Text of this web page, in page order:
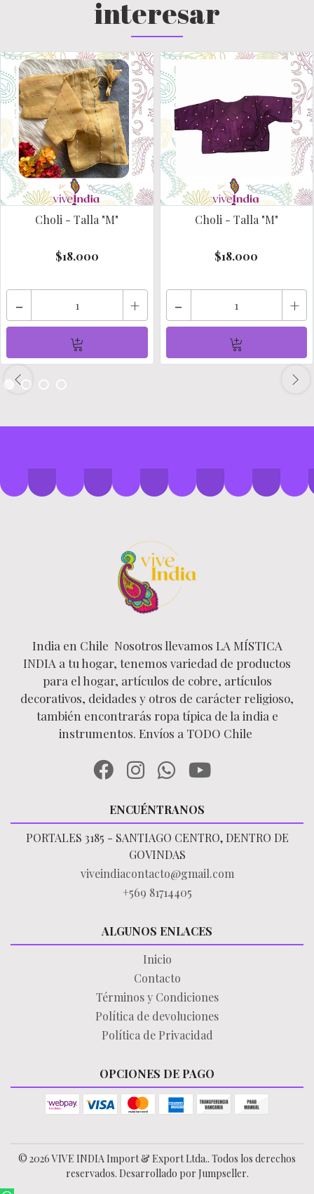
interesar
Choli - Talla "M"
$18.000
- +
Choli - Talla "M"
$18.000
- +
India en Chile Nosotros llevamos LA MÍSTICA
INDIA a tu hogar, tenemos variedad de productos
para el hogar, artículos de cobre, artículos
decorativos, deidades y otros de carácter religioso,
también encontrarás ropa típica de la india e
instrumentos. Envíos a TODO Chile
ENCUÉNTRANOS
PORTALES 3185 - SANTIAGO CENTRO, DENTRO DE
GOVINDAS
viveindiacontacto@gmail.com
+569 81714405
ALGUNOS ENLACES
Inicio
Contacto
Términos y Condiciones
Política de devoluciones
Política de Privacidad
OPCIONES DE PAGO
© 2026 VIVE INDIA Import & Export Ltda.. Todos los derechos
reservados. Desarrollado por Jumpseller.